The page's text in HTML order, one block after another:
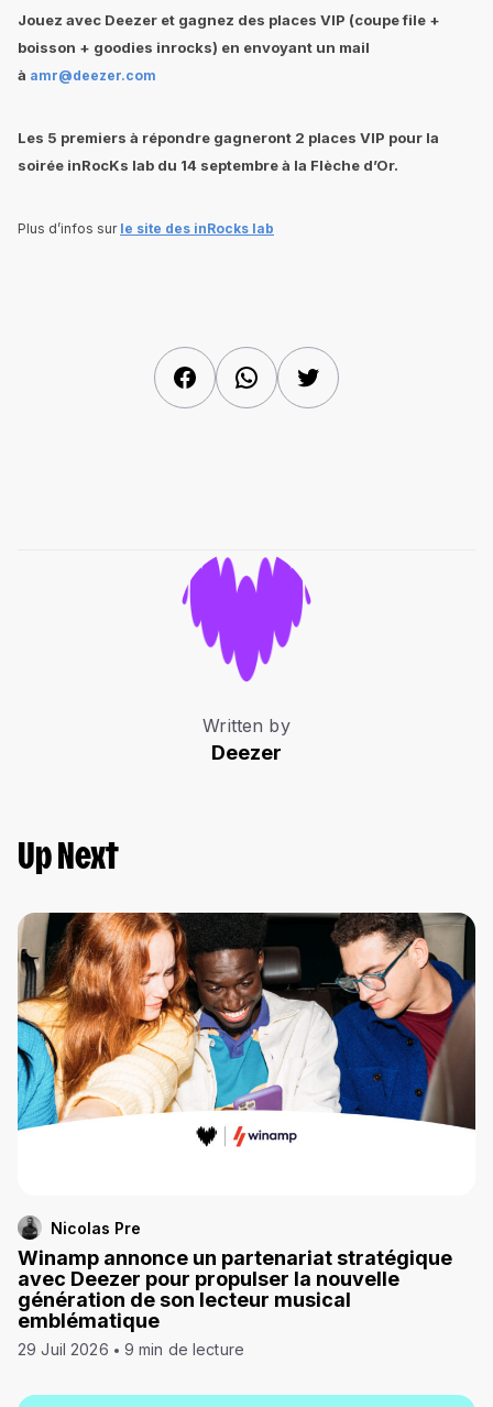
Jouez avec Deezer et gagnez des places VIP (coupe file +
boisson + goodies inrocks) en envoyant un mail
à amr@deezer.com
Les 5 premiers à répondre gagneront 2 places VIP pour la
soirée inRocKs lab du 14 septembre à la Flèche d’Or.
Plus d’infos sur le site des inRocks lab
FacebookWhatsAppTwitter
Written by
Deezer
Up Next
Nicolas Pre
Winamp annonce un partenariat stratégique
avec Deezer pour propulser la nouvelle
génération de son lecteur musical
emblématique
29 Juil 2026 9 min de lecture